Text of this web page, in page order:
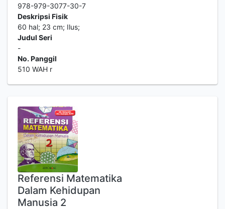
978-979-3077-30-7
Deskripsi Fisik
60 hal; 23 cm; Ilus;
Judul Seri
-
No. Panggil
510 WAH r
Referensi Matematika
Dalam Kehidupan
Manusia 2